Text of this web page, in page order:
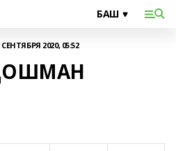
СЕНТЯБРЯ 2020, 05:52